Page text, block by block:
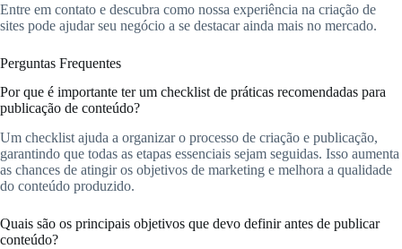
Entre em contato e descubra como nossa experiência na criação de
sites pode ajudar seu negócio a se destacar ainda mais no mercado.
Perguntas Frequentes
Por que é importante ter um checklist de práticas recomendadas para
publicação de conteúdo?
Um checklist ajuda a organizar o processo de criação e publicação,
garantindo que todas as etapas essenciais sejam seguidas. Isso aumenta
as chances de atingir os objetivos de marketing e melhora a qualidade
do conteúdo produzido.
Quais são os principais objetivos que devo definir antes de publicar
conteúdo?